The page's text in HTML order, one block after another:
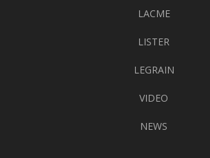
LACME
LISTER
LEGRAIN
VIDEO
NEWS